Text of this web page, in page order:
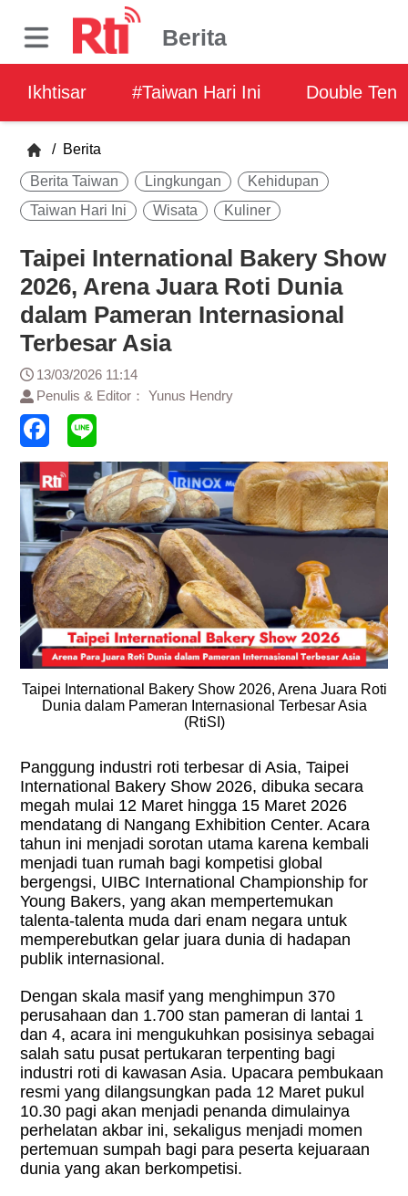
Berita
Ikhtisar #Taiwan Hari Ini Double Ten
/ Berita
Berita Taiwan Lingkungan
Kehidupan
Taiwan Hari Ini
Wisata Kuliner
Taipei International Bakery Show
2026, Arena Juara Roti Dunia
dalam Pameran Internasional
Terbesar Asia
13/03/2026 11:14
Penulis & Editor： Yunus Hendry
Taipei International Bakery Show 2026, Arena Juara Roti
Dunia dalam Pameran Internasional Terbesar Asia
(RtiSI)
Panggung industri roti terbesar di Asia, Taipei
International Bakery Show 2026, dibuka secara
megah mulai 12 Maret hingga 15 Maret 2026
mendatang di Nangang Exhibition Center. Acara
tahun ini menjadi sorotan utama karena kembali
menjadi tuan rumah bagi kompetisi global
bergengsi, UIBC International Championship for
Young Bakers, yang akan mempertemukan
talenta-talenta muda dari enam negara untuk
memperebutkan gelar juara dunia di hadapan
publik internasional.
Dengan skala masif yang menghimpun 370
perusahaan dan 1.700 stan pameran di lantai 1
dan 4, acara ini mengukuhkan posisinya sebagai
salah satu pusat pertukaran terpenting bagi
industri roti di kawasan Asia. Upacara pembukaan
resmi yang dilangsungkan pada 12 Maret pukul
10.30 pagi akan menjadi penanda dimulainya
perhelatan akbar ini, sekaligus menjadi momen
pertemuan sumpah bagi para peserta kejuaraan
dunia yang akan berkompetisi.